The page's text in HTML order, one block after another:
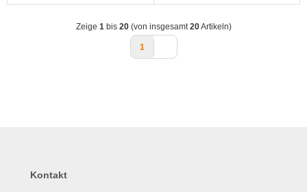
Zeige 1bis 20(von insgesamt20Artikeln)
1
Kontakt